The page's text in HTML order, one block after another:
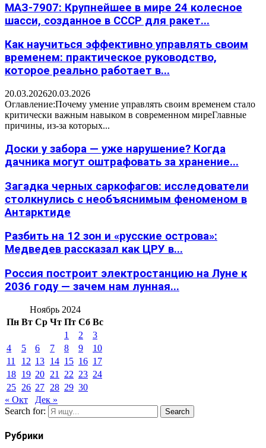
МАЗ-7907: Крупнейшее в мире 24 колесное
шасси, созданное в СССР для ракет...
Как научиться эффективно управлять своим
временем: практическое руководство,
которое реально работает в...
20.03.202620.03.2026
Оглавление:Почему умение управлять своим временем стало
критически важным навыком в современном миреГлавные
причины, из-за которых...
Доски у забора — уже нарушение? Когда
дачника могут оштрафовать за хранение...
Загадка черных саркофагов: исследователи
столкнулись с необъяснимым феноменом в
Антарктиде
Разбить на 12 зон и «русские острова»:
Медведев рассказал как ЦРУ в...
Россия построит электростанцию на Луне к
2036 году — зачем нам лунная...
Ноябрь 2024
Пн Вт Ср Чт Пт Сб Вс
1
2
3
4
5 6 7 8 9
10
11
12 13 14 15 16 17
18 19 20 21 22 23 24
25 26 27 28 29 30
« Окт
Дек »
Search for:
Search
Рубрики